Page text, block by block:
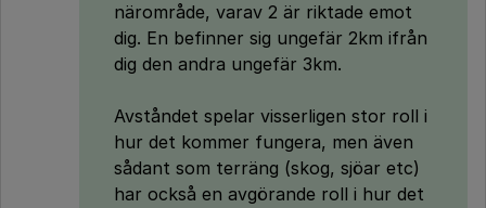
närområde, varav 2 är riktade emot
dig. En befinner sig ungefär 2km ifrån
dig den andra ungefär 3km.
Avståndet spelar visserligen stor roll i
hur det kommer fungera, men även
sådant som terräng (skog, sjöar etc)
har också en avgörande roll i hur det